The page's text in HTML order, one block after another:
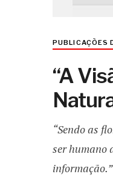
PUBLICAÇÕES
“A
“Sendo as
ser humano
informação.”